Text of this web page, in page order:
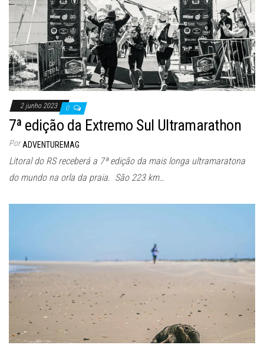
2 junho 2023 0
7ª edição da Extremo Sul Ultramarathon
Por ADVENTUREMAG
Litoral do RS receberá a 7ª edição da mais longa ultramaratona
do mundo na orla da praia. São 223 km…